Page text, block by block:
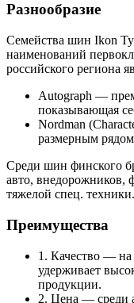
Разнообразие
Семейства шин Ikon
наименований
российского региона
Autograph —
показывающая
Nordman
размерным
Среди шин финского
авто, внедорожников,
тяжелой спец. техники.
Преимущества
1. Качество —
удерживает
продукции.
2. Цена — среди